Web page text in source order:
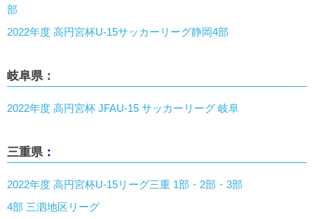
部
2022年度 高円宮杯U-15サッカーリーグ静岡4部
岐阜県：
2022年度 高円宮杯 JFAU-15 サッカーリーグ 岐阜
三重県 ：
2022年度 高円宮杯U-15リーグ三重 1部・2部・3部
4部 三泗地区リーグ